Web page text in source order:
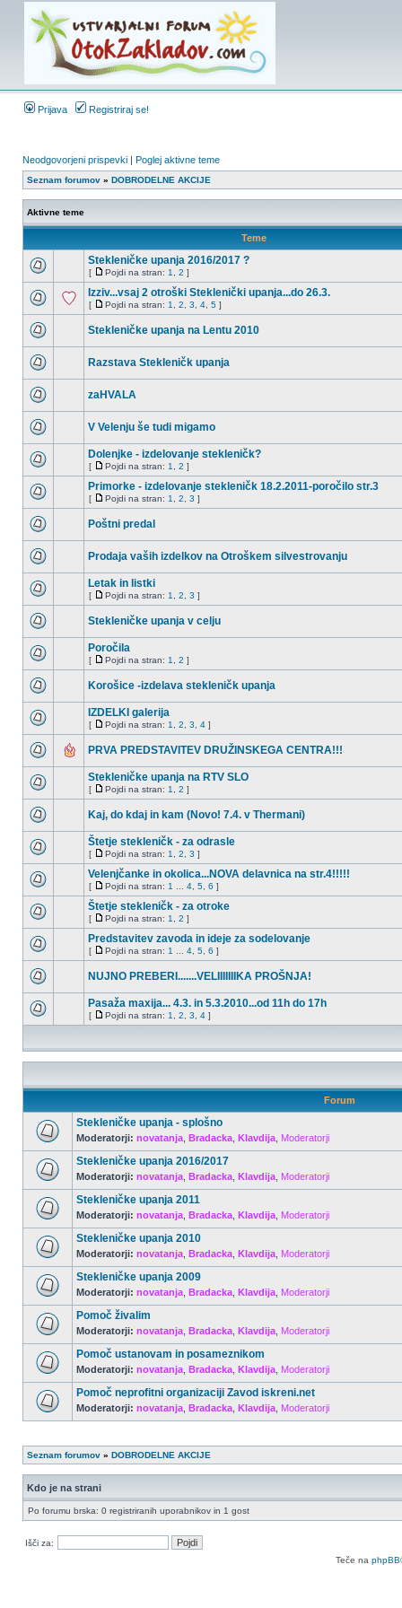
Prijava Registriraj se!
Neodgovorjeni prispevki | Poglej aktivne teme
Seznam forumov » DOBRODELNE AKCIJE
Aktivne teme
Teme
Stekleničke upanja 2016/2017 ?
[ Pojdi na stran: 1 2 ]
Izziv...vsaj 2 otroški Steklenički upanja...do 26.3.
[ Pojdi na stran: 1 2 3 4 5 ]
Stekleničke upanja na Lentu 2010
Razstava Stekleničk upanja
zaHVALA
V Velenju še tudi migamo
Dolenjke - izdelovanje stekleničk?
[ Pojdi na stran: 1 2 ]
Primorke - izdelovanje stekleničk 18.2.2011-poročilo str.3
[ Pojdi na stran: 1 2 3 ]
Poštni predal
Prodaja vaših izdelkov na Otroškem silvestrovanju
Letak in listki
[ Pojdi na stran: 1 2 3 ]
Stekleničke upanja v celju
Poročila
[ Pojdi na stran: 1 2 ]
Korošice -izdelava stekleničk upanja
IZDELKI galerija
[ Pojdi na stran: 1 2 3 4 ]
PRVA PREDSTAVITEV DRUŽINSKEGA CENTRA!!!
Stekleničke upanja na RTV SLO
[ Pojdi na stran: 1 2 ]
Kaj, do kdaj in kam (Novo! 7.4. v Thermani)
Štetje stekleničk - za odrasle
[ Pojdi na stran: 1 2 3 ]
Velenjčanke in okolica...NOVA delavnica na str.4!!!!!
[ Pojdi na stran: 1 4 5 6 ]
Štetje stekleničk - za otroke
[ Pojdi na stran: 1 2 ]
Predstavitev zavoda in ideje za sodelovanje
[ Pojdi na stran: 1 4 5 6 ]
NUJNO PREBERI.......VELIIIIIIIKA PROŠNJA!
Pasaža maxija... 4.3. in 5.3.2010...od 11h do 17h
[ Pojdi na stran: 1 2 3 4 ]
Forum
Stekleničke upanja - splošno
Moderatorji: novatanja Bradacka Klavdija Moderatorji
Stekleničke upanja 2016/2017
Moderatorji: novatanja Bradacka Klavdija Moderatorji
Stekleničke upanja 2011
Moderatorji: novatanja Bradacka Klavdija Moderatorji
Stekleničke upanja 2010
Moderatorji: novatanja Bradacka Klavdija Moderatorji
Stekleničke upanja 2009
Moderatorji: novatanja Bradacka Klavdija Moderatorji
Pomoč živalim
Moderatorji: novatanja Bradacka Klavdija Moderatorji
Pomoč ustanovam in posameznikom
Moderatorji: novatanja Bradacka Klavdija Moderatorji
Pomoč neprofitni organizaciji Zavod iskreni.net
Moderatorji: novatanja Bradacka Klavdija Moderatorji
Seznam forumov » DOBRODELNE AKCIJE
Kdo je na strani
Po forumu brska: 0 registriranih uporabnikov in 1 gost
Išči za:
Teče na phpBB